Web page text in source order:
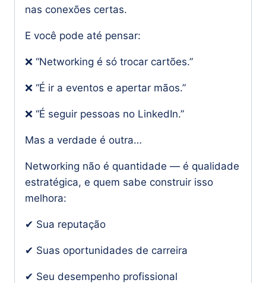
nas conexões certas.
E você pode até pensar:
❌ “Networking é só trocar cartões.”
❌ “É ir a eventos e apertar mãos.”
❌ “É seguir pessoas no LinkedIn.”
Mas a verdade é outra…
Networking não é quantidade — é qualidade
estratégica, e quem sabe construir isso
melhora:
✔ Sua reputação
✔ Suas oportunidades de carreira
✔ Seu desempenho profissional